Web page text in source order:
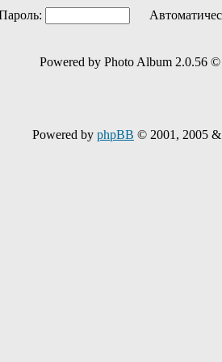
Powered by Photo Album 2.0.56
Powered by phpBB © 2001, 2005